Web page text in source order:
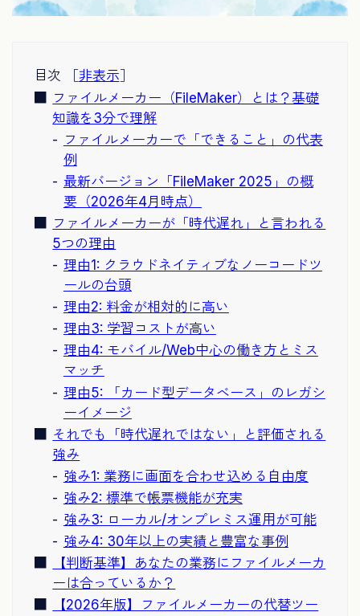
目次 ［非表示］
ファイルメーカー（FileMaker）とは？基礎
知識を3分で理解
ファイルメーカーで「できること」の代表
例
最新バージョン「FileMaker 2025」の概
要（2026年4月時点）
ファイルメーカーが「時代遅れ」と言われる
5つの理由
理由1: クラウドネイティブなノーコードツ
ールの台頭
理由2: 料金が相対的に高い
理由3: 学習コストが高い
理由4: モバイル/Web中心の働き方とミス
マッチ
理由5: 「カード型データベース」のレガシ
ーイメージ
それでも「時代遅れではない」と評価される
強み
強み1: 業務に画面を合わせ込める自由度
強み2: 標準で帳票機能が充実
強み3: ローカル/オンプレミス運用が可能
強み4: 30年以上の実績と豊富な事例
【判断基準】あなたの業務にファイルメーカ
ーは合っているか？
【2026年版】ファイルメーカーの代替ツー